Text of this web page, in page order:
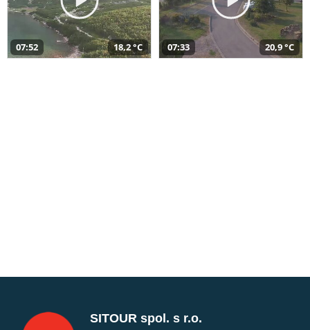
07:52 18,2 °C 07:33 20,9 °C
SITOUR spol. s r.o.